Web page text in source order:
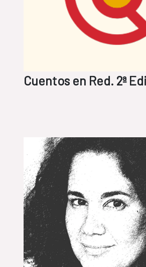
Cuentos en Red. 2ª